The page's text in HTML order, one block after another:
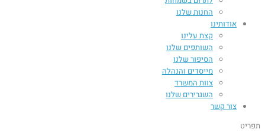
החנות שלנו
אודותינו
קצת עלינו
השותפים שלנו
הסיפור שלנו
מייסדים והנהלה
צוות המשרד
השגרירים שלנו
צור קשר
תפריט